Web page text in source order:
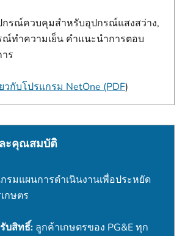
รณ์ควบคุมสําหรับอุปกรณ์แสงสว่าง,
ณ์ทําความเย็น คําแนะนําการตอบ
ร
วกับโปรแกรม NetOne (PDF)
ะคุณสมบัติ
รมแผนการดําเนินงานเพื่อประหยัด
กษตร
บสิทธิ์: ลูกค้าเกษตรของ PG&E ทุก